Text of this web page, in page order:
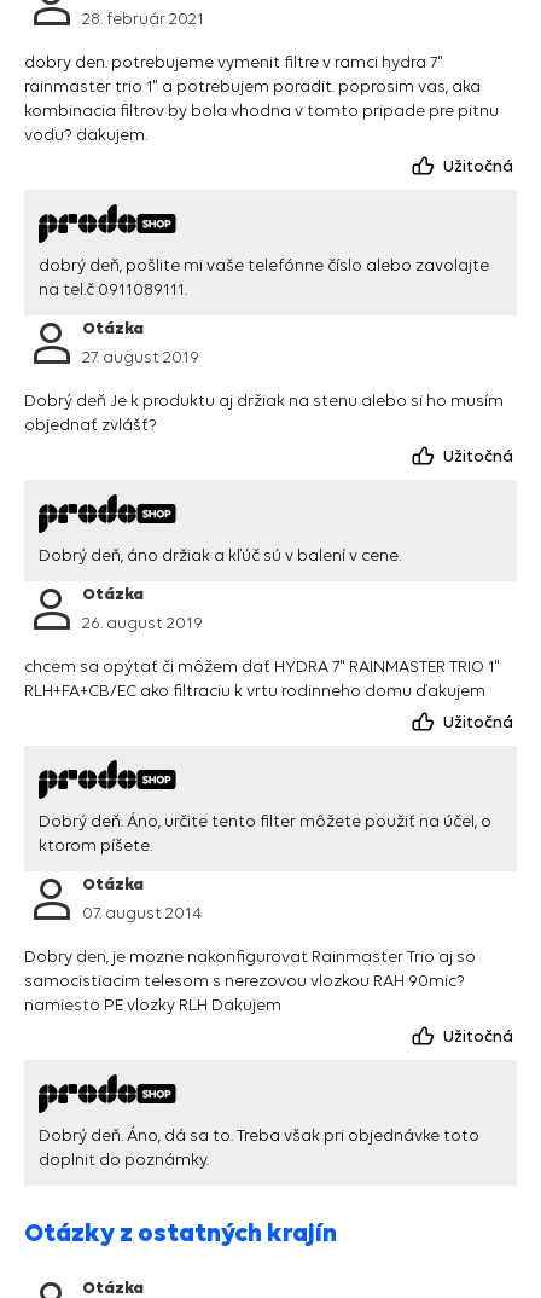
28. február 2021
dobry den. potrebujeme vymenit filtre v ramci hydra 7"
rainmaster trio 1" a potrebujem poradit. poprosim vas, aka
kombinacia filtrov by bola vhodna v tomto pripade pre pitnu
vodu? dakujem.
Užitočná
dobrý deň, pošlite mi vaše telefónne číslo alebo zavolajte
na tel.č 0911089111.
Otázka
27. august 2019
Dobrý deň Je k produktu aj držiak na stenu alebo si ho musím
objednať zvlášť?
Užitočná
Dobrý deň, áno držiak a kľúč sú v balení v cene.
Otázka
26. august 2019
chcem sa opýtať či môžem dať HYDRA 7" RAINMASTER TRIO 1"
RLH+FA+CB/EC ako filtraciu k vrtu rodinneho domu ďakujem
Užitočná
Dobrý deň. Áno, určite tento filter môžete použiť na účel, o
ktorom píšete.
Otázka
07. august 2014
Dobry den, je mozne nakonfigurovat Rainmaster Trio aj so
samocistiacim telesom s nerezovou vlozkou RAH 90mic?
namiesto PE vlozky RLH Dakujem
Užitočná
Dobrý deň. Áno, dá sa to. Treba však pri objednávke toto
doplnit do poznámky.
Otázky z ostatných krajín
Otázka